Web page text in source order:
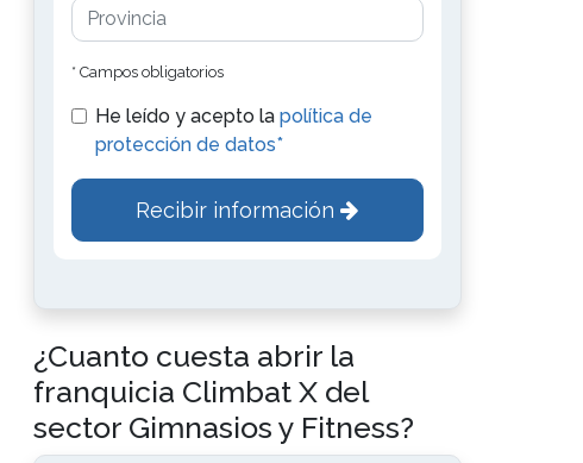
* Campos obligatorios
He leído y acepto la política de
protección de datos*
Recibir información
¿Cuanto cuesta abrir la
franquicia Climbat X del
sector Gimnasios y Fitness?